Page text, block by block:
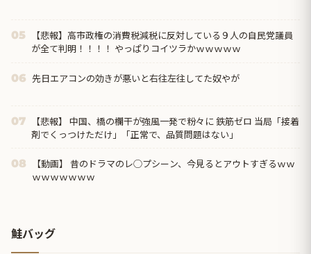
05
【悲報】高市政権の消費税減税に反対している９人の自民党議員
が全て判明！！！！ やっぱりコイツラかｗｗｗｗｗ
06 先日エアコンの効きが悪いと右往左往してた奴やが
07
【悲報】 中国、橋の欄干が強風一発で粉々に 鉄筋ゼロ 当局「接着
剤でくっつけただけ」「正常で、品質問題はない」
08
【動画】 昔のドラマのレ◯プシーン、今見るとアウトすぎるｗｗ
ｗｗｗｗｗｗｗ
鮭バッグ